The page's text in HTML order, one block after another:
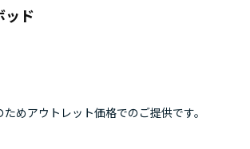
ッド
めアウトレット価格でのご提供です。